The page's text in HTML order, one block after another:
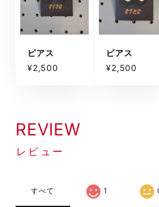
ピアス
¥2,500
ピアス
¥2,500
REVIEW
レビュー
すべて 1